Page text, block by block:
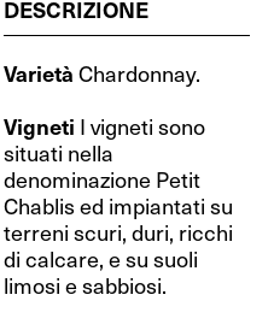
DESCRIZIONE
Varietà Chardonnay.
Vigneti I vigneti sono
situati nella
denominazione Petit
Chablis ed impiantati su
terreni scuri, duri, ricchi
di calcare, e su suoli
limosi e sabbiosi.